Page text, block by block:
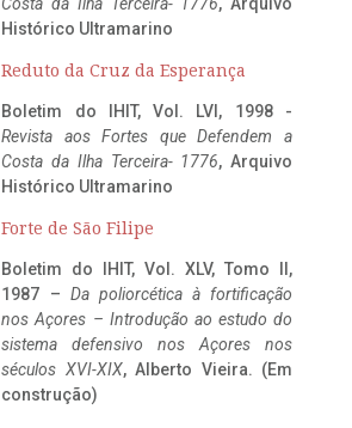
Histórico Ultramarino
Reduto da Cruz da Esperança
Boletim do IHIT, Vol. LVI, 1998 -
Revista aos Fortes que Defendem a
Costa da Ilha Terceira- 1776, Arquivo
Histórico Ultramarino
Forte de São Filipe
Boletim do IHIT, Vol. XLV, Tomo II,
1987 – Da poliorcética à fortificação
nos Açores – Introdução ao estudo do
sistema defensivo nos Açores nos
séculos XVI-XIX, Alberto Vieira. (Em
construção)